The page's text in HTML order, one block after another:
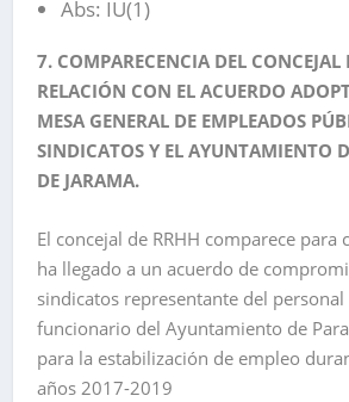
Abs: IU(1)
7. COMPARECENCIA DEL CONCEJAL
RELACIÓN CON EL ACUERDO
MESA GENERAL DE EMPLEADOS
SINDICATOS Y EL AYUNTAMIENTO
DE JARAMA.
El concejal de RRHH comparece para
ha llegado a un acuerdo de
sindicatos representante del
funcionario del Ayuntamiento de
para la estabilización de empleo
años 2017-2019